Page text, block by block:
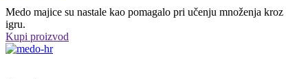
Medo majice su nastale kao pomagalo pri učenju množenja kroz
igru.
Kupi proizvod